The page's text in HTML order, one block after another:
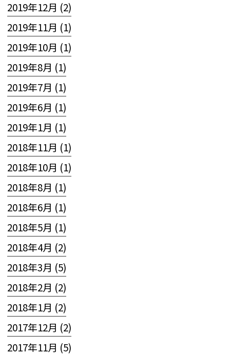
2019年12月 (2)
2019年11月 (1)
2019年10月 (1)
2019年8月 (1)
2019年7月 (1)
2019年6月 (1)
2019年1月 (1)
2018年11月 (1)
2018年10月 (1)
2018年8月 (1)
2018年6月 (1)
2018年5月 (1)
2018年4月 (2)
2018年3月 (5)
2018年2月 (2)
2018年1月 (2)
2017年12月 (2)
2017年11月 (5)